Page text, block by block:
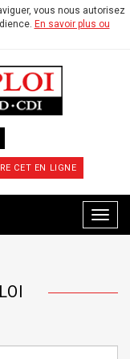
vous nous autorisez
En savoir plus ou
CET EN LIGNE
Menu